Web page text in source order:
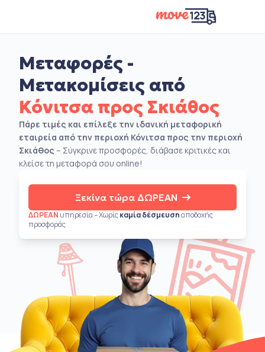
Μεταφορές -
Μετακομίσεις από
Κόνιτσα προς Σκιάθος
Πάρε τιμές και επίλεξε την ιδανική μεταφορική
εταιρεία από την περιοχή Κόνιτσα προς την περιοχή
Σκιάθος – Σύγκρινε προσφορές, διάβασε κριτικές και
κλείσε τη μεταφορά σου online!
Ξεκίνα τώρα ΔΩΡΕΑΝ
ΔΩΡΕΑΝ υπηρεσία – Χωρίςκαμία δέσμευσηαποδοχής
προσφοράς